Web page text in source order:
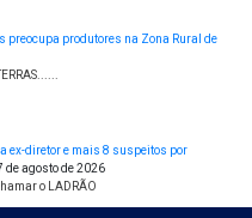
preocupa produtores na Zona Rural de
ex-diretor e mais 8 suspeitos por
de agosto de 2026
o LADRÃO